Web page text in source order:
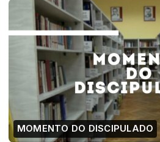
MOMENTO DO DISCIPULADO